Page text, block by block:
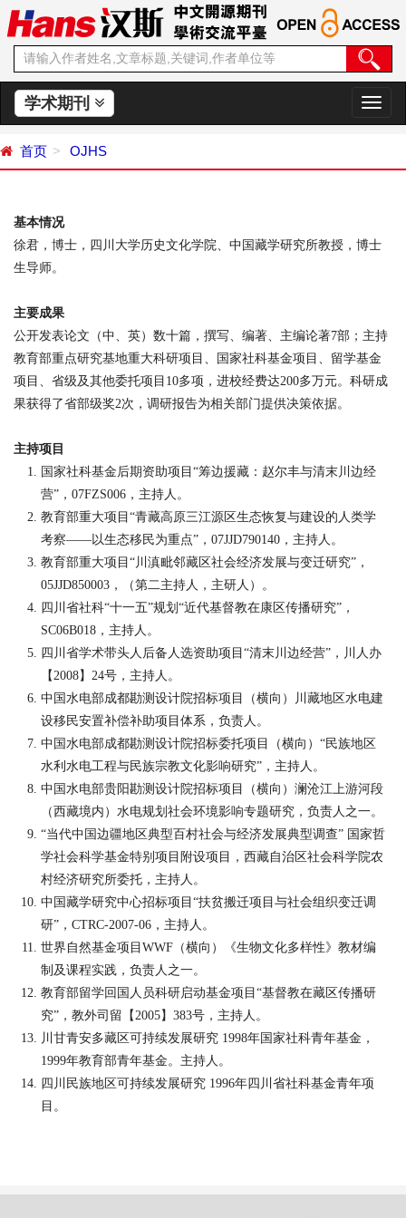
学术期刊
切
换
首页 OJHS
基本情况
徐君，博士，四川大学历史文化学院、中国藏学研究所教授，博士
生导师。
主要成果
公开发表论文（中、英）数十篇，撰写、编著、主编论著7部；主持
教育部重点研究基地重大科研项目、国家社科基金项目、留学基金
项目、省级及其他委托项目 10多项，进校经费达200多万元。科研成
果获得了省部级奖2次，调研报告为相关部门提供决策依据。
主持项目
国家社科基金后期资助项目“筹边援藏：赵尔丰与清末川边经
营”， 07FZS006 ，主持人。
教育部重大项目“青藏高原三江源区生态恢复与建设的人类学
考察——以生态移民为重点”， 07JJD790140 ，主持人。
教育部重大项目“川滇毗邻藏区社会经济发展与变迁研究”，
05JJD850003 ，（第二主持人，主研人）。
四川省社科“十一五”规划“近代基督教在康区传播研究”，
SC06B018 ，主持人。
四川省学术带头人后备人选资助项目“清末川边经营”，川人办
【2008】 24号，主持人。
中国水电部成都勘测设计院招标项目（横向）川藏地区水电建
设移民安置补偿补助项目体系，负责人。
中国水电部成都勘测设计院招标委托项目（横向）“民族地区
水利水电工程与民族宗教文化影响研究”，主持人。
中国水电部贵阳勘测设计院招标项目（横向）澜沧江上游河段
（西藏境内）水电规划社会环境影响专题研究，负责人之一。
“当代中国边疆地区典型百村社会与经济发展典型调查” 国家哲
学社会科学基金特别项目附设项目，西藏自治区社会科学院农
村经济研究所委托，主持人。
中国藏学研究中心招标项目“扶贫搬迁项目与社会组织变迁调
研”， CTRC-2007-06 ，主持人。
世界自然基金项目 WWF （横向）《生物文化多样性》教材编
制及课程实践，负责人之一。
教育部留学回国人员科研启动基金项目“基督教在藏区传播研
究”，教外司留【2005】 383号，主持人。
川甘青安多藏区可持续发展研究 1998年国家社科青年基金，
1999年教育部青年基金。主持人。
四川民族地区可持续发展研究 1996年四川省社科基金青年项
目。